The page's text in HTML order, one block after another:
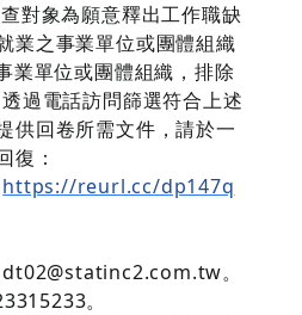
對象為願意釋出工作職缺
業之事業單位或團體組織
業單位或團體組織，排除
過電話訪問篩選符合上述
供回卷所需文件，請於一
復：
https://reurl.cc/dp147q
。
。